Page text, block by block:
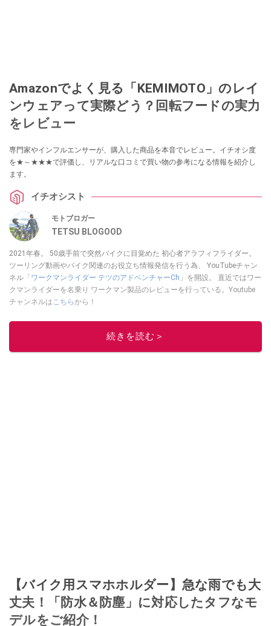
Amazonでよく見る「KEMIMOTO」のレイ
ンウェアって実際どう？回転フードの実力
をレビュー
専門家やインフルエンサーが、購入した商品を本音でレビュー。イチオシ度
を★～★★★で評価し、リアルな口コミで買い物の参考になる情報を紹介し
ます。
イチオシスト
モトブロガー
TETSU BLOGOOD
2021年春。 50歳手前で突然バイクに目覚めた 初心者アラフィフライダー。
ツーリング動画やバイク関連のお役立ち情報発信を行う為、 YouTubeチャン
ネル「ワークマンライダー テツのアドベンチャーCh 」を開設。 直近ではワー
クマンライダーを名乗り ワークマン製品のレビューを行っている。Youtube
チャンネルは こちらから！
このイチオシストの他の記事を読む
続きを読む＞
【バイク用スマホホルダー】急な雨でも大
丈夫！「防水＆防塵」に対応したタフなモ
デルをご紹介！